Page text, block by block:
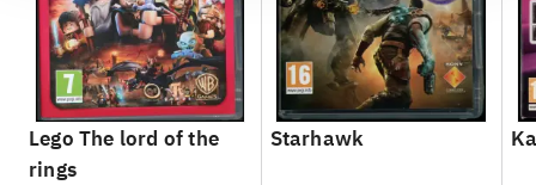
Lego The lord of the
rings
Starhawk